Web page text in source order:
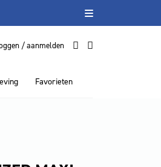
/ aanmelden
Favorieten